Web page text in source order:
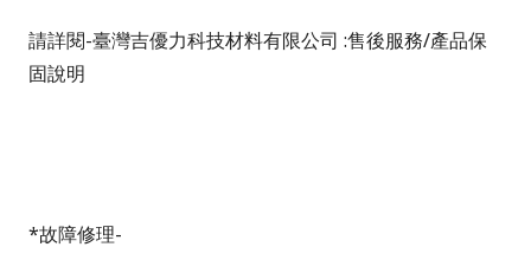
請詳閱-臺灣吉優力科技材料有限公司 :售後服務/產品保
固說明
*故障修理-